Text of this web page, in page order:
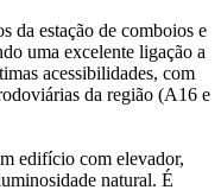
da estação de comboios e
uma excelente ligação a
acessibilidades, com
da região (A16 e
edifício com elevador,
natural. É